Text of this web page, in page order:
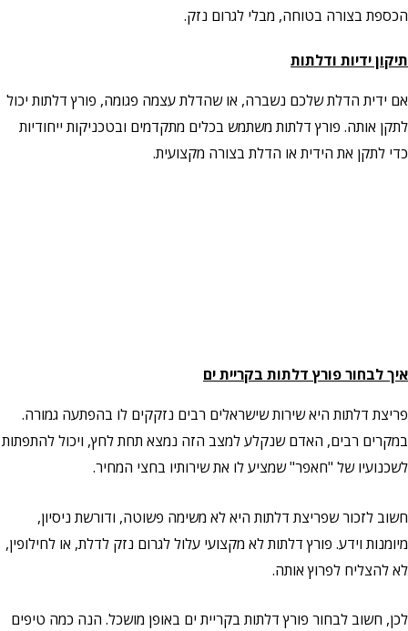
הכספת בצורה בטוחה, מבלי לגרום נזק.
תיקון ידיות ודלתות
אם ידית הדלת שלכם נשברה, או שהדלת עצמה פגומה, פורץ דלתות יכול
לתקן אותה. פורץ דלתות משתמש בכלים מתקדמים ובטכניקות ייחודיות
כדי לתקן את הידית או הדלת בצורה מקצועית.
איך לבחור פורץ דלתות בקריית ים
פריצת דלתות היא שירות שישראלים רבים נזקקים לו בהפתעה גמורה.
במקרים רבים, האדם שנקלע למצב הזה נמצא תחת לחץ, ויכול להתפתות
לשכנועיו של "חאפר" שמציע לו את שירותיו בחצי המחיר.
חשוב לזכור שפריצת דלתות היא לא משימה פשוטה, ודורשת ניסיון,
מיומנות וידע. פורץ דלתות לא מקצועי עלול לגרום נזק לדלת, או לחילופין,
לא להצליח לפרוץ אותה.
לכן, חשוב לבחור פורץ דלתות בקריית ים באופן מושכל. הנה כמה טיפים